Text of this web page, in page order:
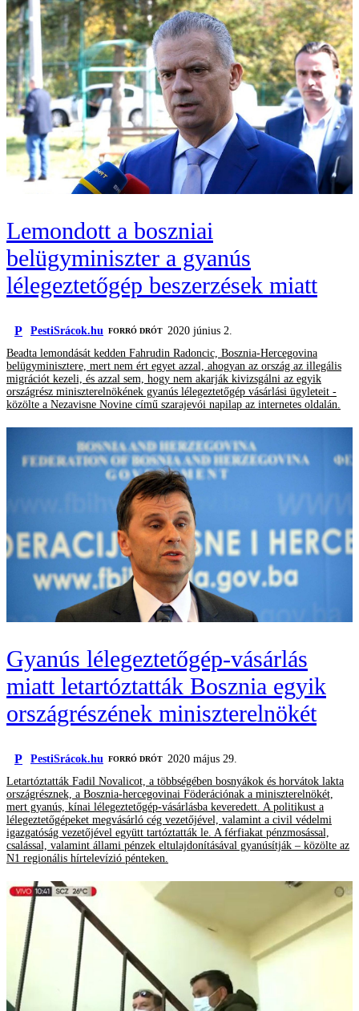
Lemondott a boszniai
belügyminiszter a gyanús
lélegeztetőgép beszerzések miatt
P PestiSrácok.hu FORRÓ DRÓT
2020 június 2.
Beadta lemondását kedden Fahrudin Radoncic, Bosznia-Hercegovina
belügyminisztere, mert nem ért egyet azzal, ahogyan az ország az illegális
migrációt kezeli, és azzal sem, hogy nem akarják kivizsgálni az egyik
országrész miniszterelnökének gyanús lélegeztetőgép vásárlási ügyleteit -
közölte a Nezavisne Novine című szarajevói napilap az internetes oldalán.
Gyanús lélegeztetőgép-vásárlás
miatt letartóztatták Bosznia egyik
országrészének miniszterelnökét
P PestiSrácok.hu FORRÓ DRÓT
2020 május 29.
Letartóztatták Fadil Novalicot, a többségében bosnyákok és horvátok lakta
országrésznek, a Bosznia-hercegovinai Föderációnak a miniszterelnökét,
mert gyanús, kínai lélegeztetőgép-vásárlásba keveredett. A politikust a
lélegeztetőgépeket megvásárló cég vezetőjével, valamint a civil védelmi
igazgatóság vezetőjével együtt tartóztatták le. A férfiakat pénzmosással,
csalással, valamint állami pénzek eltulajdonításával gyanúsítják – közölte az
N1 regionális hírtelevízió pénteken.